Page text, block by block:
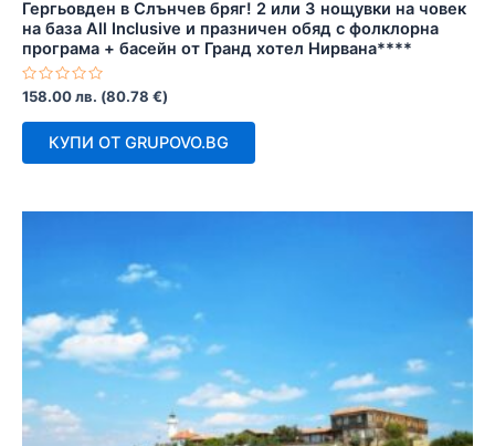
Гергьовден в Слънчев бряг! 2 или 3 нощувки на човек
на база All Inclusive и празничен обяд с фолклорна
програма + басейн от Гранд хотел Нирвана****
Оценено
с
0
158.00лв. (80.78 €)
КУПИ ОТ GRUPOVO.BG